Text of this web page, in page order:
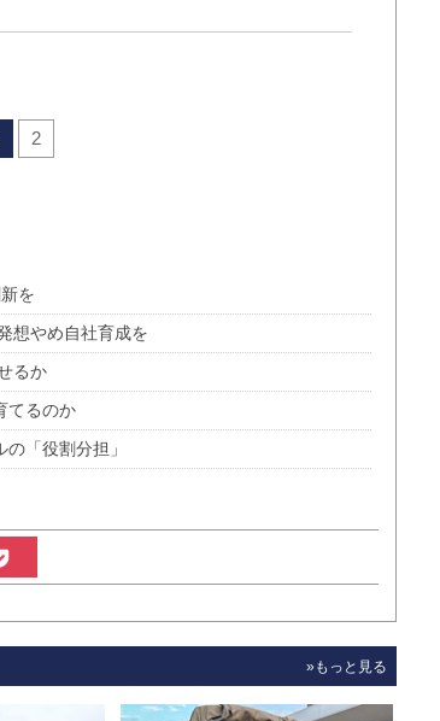
2
を
想やめ自社育成を
るか
てるのか
「役割分担」
»もっと見る